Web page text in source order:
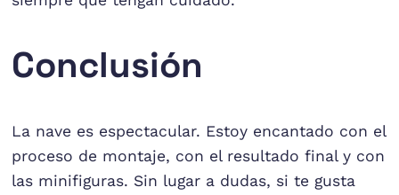
Conclusión
La nave es espectacular. Estoy encantado con el
proceso de montaje, con el resultado final y con
las minifiguras. Sin lugar a dudas, si te gusta